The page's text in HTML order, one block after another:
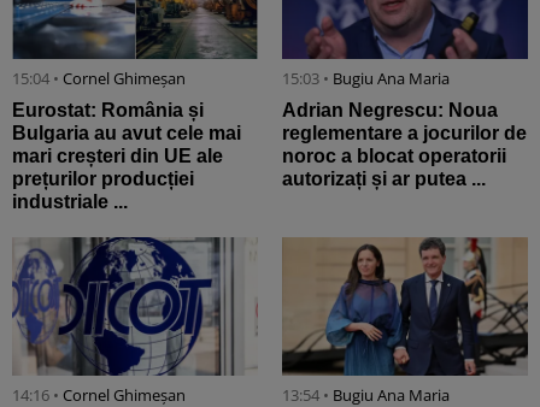
15:04 • Cornel Ghimeșan
Eurostat: România și
Bulgaria au avut cele mai
mari creșteri din UE ale
prețurilor producției
industriale ...
15:03 • Bugiu ⁠Ana Maria
Adrian Negrescu: Noua
reglementare a jocurilor de
noroc a blocat operatorii
autorizați și ar putea ...
14:16 • Cornel Ghimeșan 13:54 • Bugiu ⁠Ana Maria